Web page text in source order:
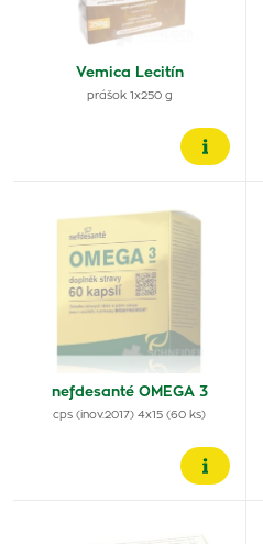
Vemica Lecitín
prášok 1x250 g
nefdesanté OMEGA 3
cps (inov.2017) 4x15 (60 ks)